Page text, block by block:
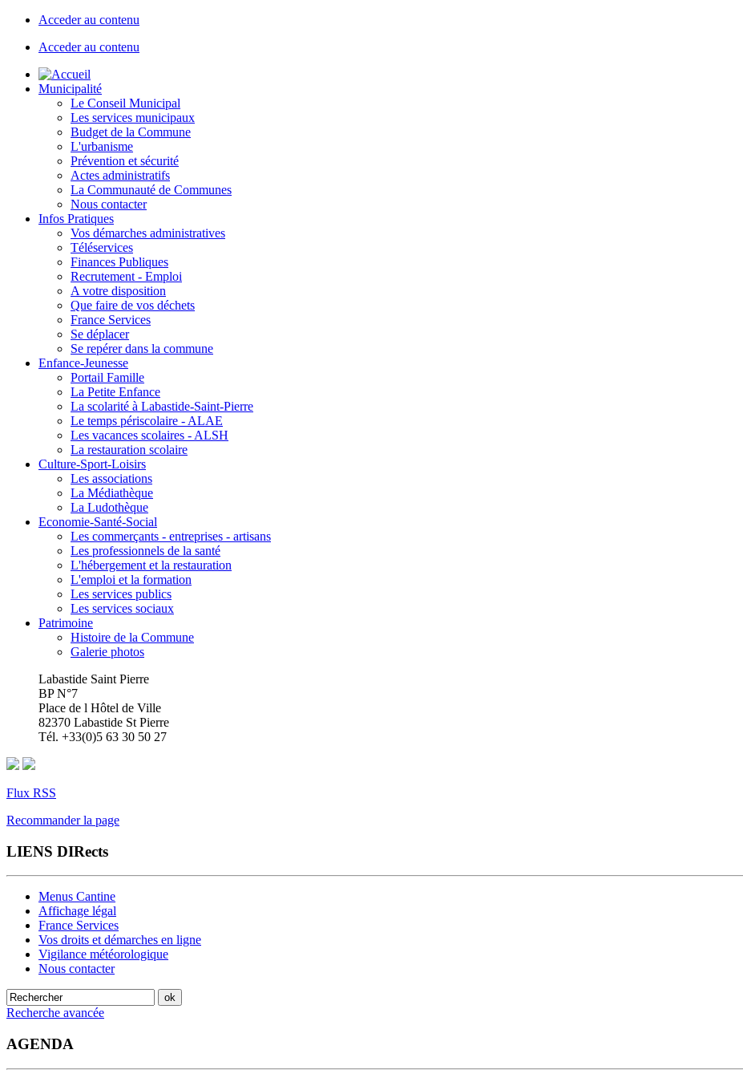
Acceder au contenu
Acceder au contenu
Municipalité
Le Conseil Municipal
Les services municipaux
Budget de la Commune
L'urbanisme
Prévention et sécurité
Actes administratifs
La Communauté de Communes
Nous contacter
Infos Pratiques
Vos démarches administratives
Téléservices
Finances Publiques
Recrutement - Emploi
A votre disposition
Que faire de vos déchets
France Services
Se déplacer
Se repérer dans la commune
Enfance-Jeunesse
Portail Famille
La Petite Enfance
La scolarité à Labastide-Saint-Pierre
Le temps périscolaire - ALAE
Les vacances scolaires - ALSH
La restauration scolaire
Culture-Sport-Loisirs
Les associations
La Médiathèque
La Ludothèque
Economie-Santé-Social
Les commerçants - entreprises - artisans
Les professionnels de la santé
L'hébergement et la restauration
L'emploi et la formation
Les services publics
Les services sociaux
Patrimoine
Histoire de la Commune
Galerie photos
Labastide Saint Pierre
BP N°7
Place de l Hôtel de Ville
82370 Labastide St Pierre
Tél. +33(0)5 63 30 50 27
Flux RSS
Recommander la page
LIENS DIRects
Menus Cantine
Affichage légal
France Services
Vos droits et démarches en ligne
Vigilance météorologique
Nous contacter
Recherche avancée
AGENDA